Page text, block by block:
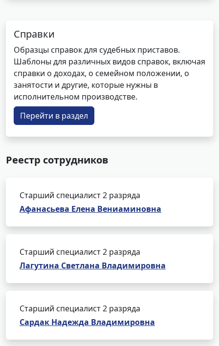
Справки
Образцы справок для судебных приставов.
Шаблоны для различных видов справок, включая
справки о доходах, о семейном положении, о
занятости и другие, которые нужны в
исполнительном производстве.
Перейти в раздел
Реестр сотрудников
Старший специалист 2 разряда
Афанасьева Елена Вениаминовна
Старший специалист 2 разряда
Лагутина Светлана Владимировна
Старший специалист 2 разряда
Сардак Надежда Владимировна